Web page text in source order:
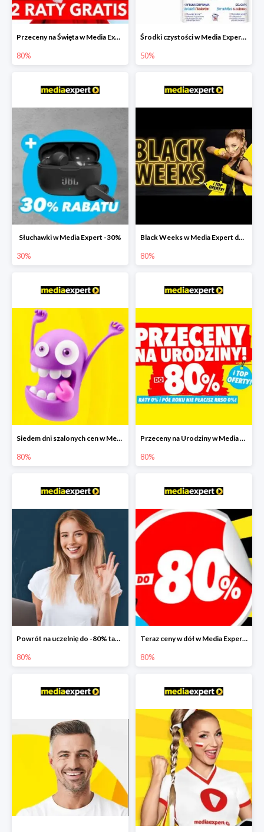
Przeceny na Święta w Media Expert do -80% i 2 raty gratis
80%
Środki czystości w Media Expert do -50%
50%
Słuchawki w Media Expert -30%
30%
Black Weeks w Media Expert do -80%
80%
Siedem dni szalonych cen w Media Expert do -80%
80%
Przeceny na Urodziny w Media Expert do -80%
80%
Powrót na uczelnię do -80% taniej
80%
Teraz ceny w dół w Media Expert do -80%
80%